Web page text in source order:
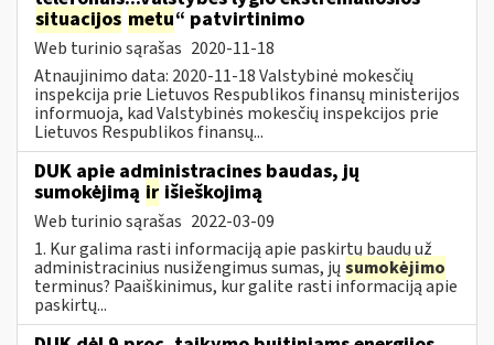
situacijos metu“ patvirtinimo
Web turinio sąrašas 2020-11-18
Atnaujinimo data: 2020-11-18 Valstybinė mokesčių
inspekcija prie Lietuvos Respublikos finansų ministerijos
informuoja, kad Valstybinės mokesčių inspekcijos prie
Lietuvos Respublikos finansų...
DUK apie administracines baudas, jų
sumokėjimą ir išieškojimą
Web turinio sąrašas 2022-03-09
1. Kur galima rasti informaciją apie paskirtų baudų už
administracinius nusižengimus sumas, jų sumokėjimo
terminus? Paaiškinimus, kur galite rasti informaciją apie
paskirtų...